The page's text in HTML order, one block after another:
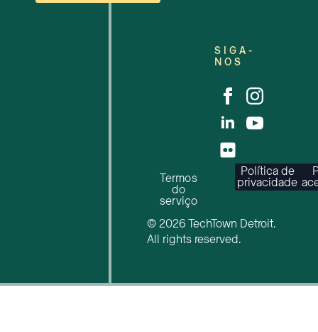
SIGA-
NOS
Termos
do
serviço
Política de
privacidade
© 2026 TechTown Detroit.
All rights reserved.